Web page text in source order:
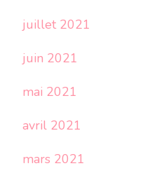
juillet 2021
juin 2021
mai 2021
avril 2021
mars 2021